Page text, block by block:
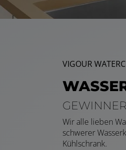
VIGOUR
Wir alle lieben
schwerer
Kühlschrank.